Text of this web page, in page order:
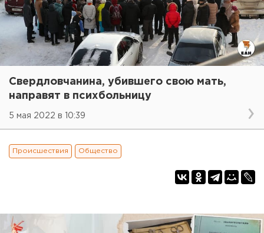
Свердловчанина, убившего свою мать,
направят в психбольницу
5 мая 2022 в 10:39
Происшествия Общество